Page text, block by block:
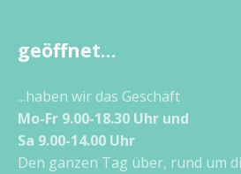
geöffnet…
...haben wir das Geschäft
Mo-Fr 9.00-18.30 Uhr und
Sa 9.00-14.00 Uhr
Den ganzen Tag über, rund um